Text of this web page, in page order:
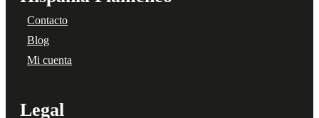
Contacto
Blog
Mi cuenta
Legal